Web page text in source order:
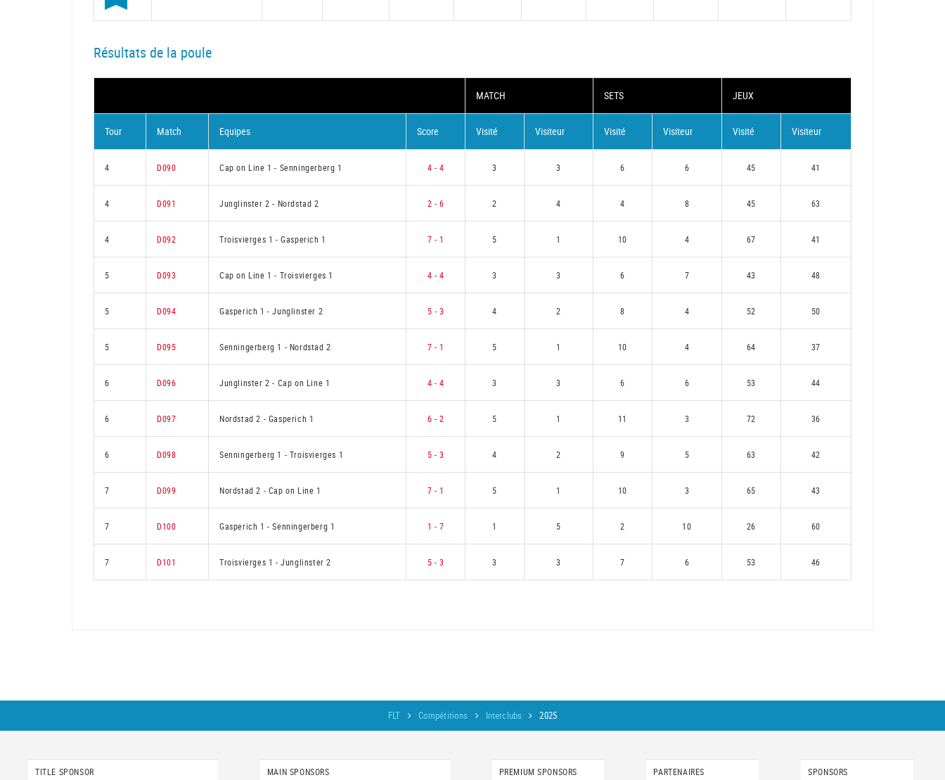
Résultats de la poule
MATCH SETS JEUX
Tour Match Equipes Score Visité Visiteur Visité Visiteur Visité Visiteur
4 D090 Cap on Line 1- Senningerberg 1 4 - 4 3 3 6 6 45 41
4 D091 Junglinster 2- Nordstad 2 2 - 6 2 4 4 8 45 63
4 D092 Troisvierges 1 -Gasperich 1 7 - 1 5 1 10 4 67 41
5 D093 Cap on Line 1- Troisvierges 1 4 - 4 3 3 6 7 43 48
5 D094 Gasperich 1-Junglinster 2 5 - 3 4 2 8 4 52 50
5 D095 Senningerberg 1 - Nordstad 2 7 - 1 5 1 10 4 64 37
6 D096 Junglinster 2- Cap on Line 1 4 - 4 3 3 6 6 53 44
6 D097 Nordstad 2 - Gasperich 1 6 - 2 5 1 11 3 72 36
6 D098 Senningerberg 1 - Troisvierges 1 5 - 3 4 2 9 5 63 42
7 D099 Nordstad 2 - Cap on Line 1 7 - 1 5 1 10 3 65 43
7 D100 Gasperich 1-Senningerberg 1 1 - 7 1 5 2 10 26 60
7 D101 Troisvierges 1 -Junglinster 2 5 - 3 3 3 7 6 53 46
FLT Compétitions Interclubs 2025
TITLE SPONSOR MAIN SPONSORS PREMIUM SPONSORS PARTENAIRES
SPONSORS